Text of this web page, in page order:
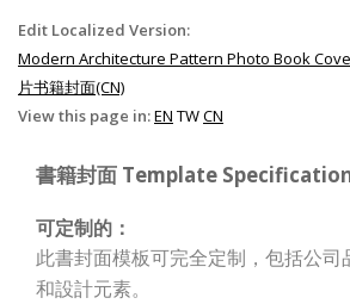
Edit Localized Version:
Modern Architecture Pattern Photo Book
片书籍封面(CN)
View this page in:EN TWCN
書籍封面 Template
可定制的：
此書封面模板可完全定制，包括公司
和設計元素。